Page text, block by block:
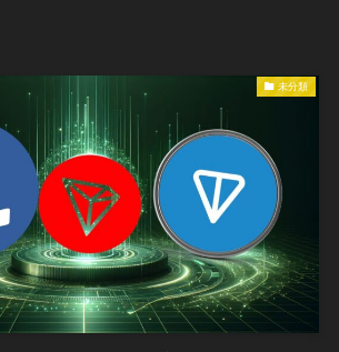
未分類